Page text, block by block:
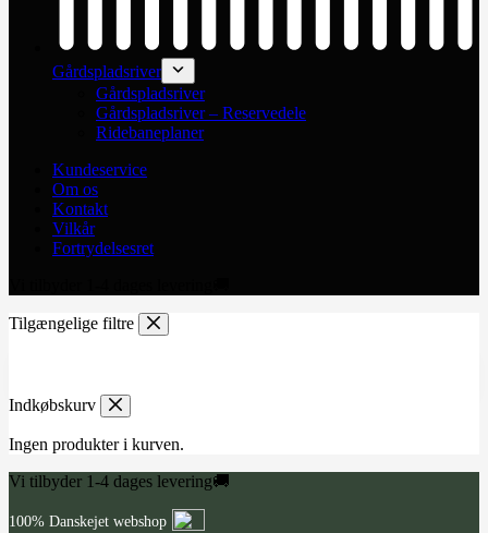
Gårdspladsriver
Gårdspladsriver
Gårdspladsriver – Reservedele
Ridebaneplaner
Kundeservice
Om os
Kontakt
Vilkår
Fortrydelsesret
Tilgængelige filtre
Indkøbskurv
Ingen produkter i kurven.
Vi tilbyder 1-4 dages levering🚚
100% Danskejet webshop